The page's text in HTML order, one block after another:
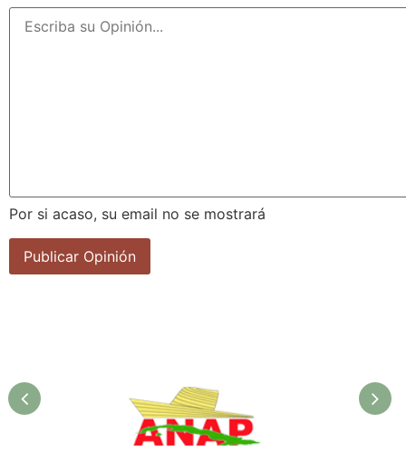
Por si acaso, su email no se mostrará